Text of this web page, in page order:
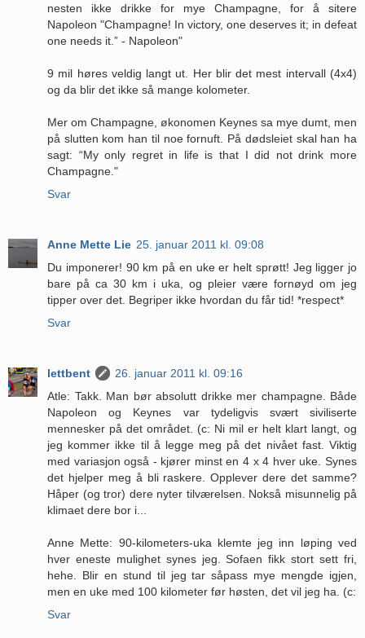
nesten ikke drikke for mye Champagne, for å sitere
Napoleon "Champagne! In victory, one deserves it; in defeat
one needs it.” - Napoleon"
9 mil høres veldig langt ut. Her blir det mest intervall (4x4)
og da blir det ikke så mange kolometer.
Mer om Champagne, økonomen Keynes sa mye dumt, men
på slutten kom han til noe fornuft. På dødsleiet skal han ha
sagt: “My only regret in life is that I did not drink more
Champagne."
Svar
Anne Mette Lie 25. januar 2011 kl. 09:08
Du imponerer! 90 km på en uke er helt sprøtt! Jeg ligger jo
bare på ca 30 km i uka, og pleier være fornøyd om jeg
tipper over det. Begriper ikke hvordan du får tid! *respect*
Svar
lettbent
26. januar 2011 kl. 09:16
Atle: Takk. Man bør absolutt drikke mer champagne. Både
Napoleon og Keynes var tydeligvis svært siviliserte
mennesker på det området. (c: Ni mil er helt klart langt, og
jeg kommer ikke til å legge meg på det nivået fast. Viktig
med variasjon også - kjører minst en 4 x 4 hver uke. Synes
det hjelper meg å bli raskere. Opplever dere det samme?
Håper (og tror) dere nyter tilværelsen. Nokså misunnelig på
klimaet dere bor i...
Anne Mette: 90-kilometers-uka klemte jeg inn løping ved
hver eneste mulighet synes jeg. Sofaen fikk stort sett fri,
hehe. Blir en stund til jeg tar såpass mye mengde igjen,
men en uke med 100 kilometer før høsten, det vil jeg ha. (c:
Svar